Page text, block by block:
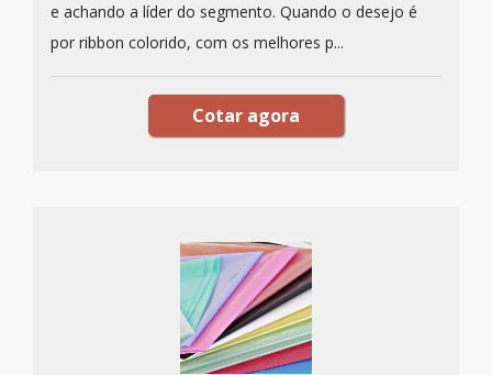
e achando a líder do segmento. Quando o desejo é
por ribbon colorido, com os melhores p...
Cotar agora